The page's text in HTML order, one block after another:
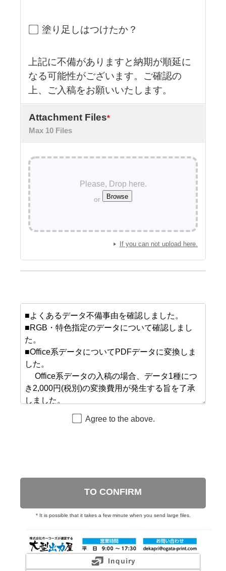
塗り足しはつけたか？
上記に不備がありますと納期が順延に
なる可能性がございます。ご確認の
上、ご入稿をお願いいたします。
Attachment Files*
Max 10 Files
Please, Drop here.
or
If you can not upload here.
Agree to the above.
TO CONFIRM
* It is possible that it takes a few minute when you send large files.